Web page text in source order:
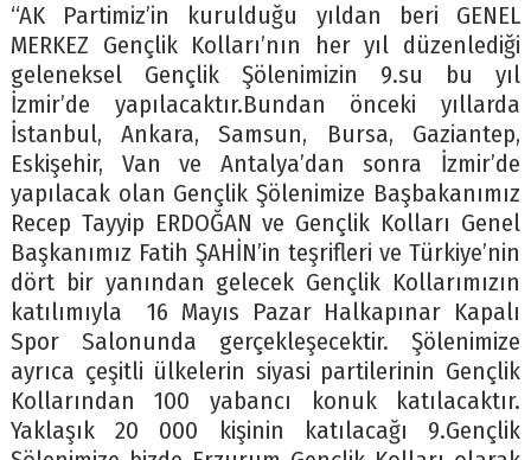
“AK Partimiz’in kurulduğu yıldan beri GENEL
MERKEZ Gençlik Kolları’nın her yıl düzenlediği
geleneksel Gençlik Şölenimizin 9.su bu yıl
İzmir’de yapılacaktır.Bundan önceki yıllarda
İstanbul, Ankara, Samsun, Bursa, Gaziantep,
Eskişehir, Van ve Antalya’dan sonra İzmir’de
yapılacak olan Gençlik Şölenimize Başbakanımız
Recep Tayyip ERDOĞAN ve Gençlik Kolları Genel
Başkanımız Fatih ŞAHİN’in teşrifleri ve Türkiye’nin
dört bir yanından gelecek Gençlik Kollarımızın
katılımıyla 16 Mayıs Pazar Halkapınar Kapalı
Spor Salonunda gerçekleşecektir. Şölenimize
ayrıca çeşitli ülkelerin siyasi partilerinin Gençlik
Kollarından 100 yabancı konuk katılacaktır.
Yaklaşık 20 000 kişinin katılacağı 9.Gençlik